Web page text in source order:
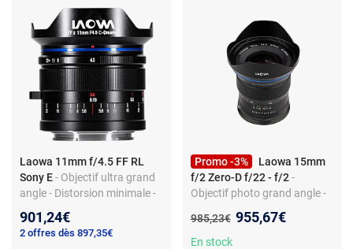
Laowa 11mm f/4.5 FF RL
Sony E- Objectif ultra grand
angle - Distorsion minimale -
vue 126°
901,24€
2 offres dès 897,35€
Promo -3%
Laowa 15mm
f/2 Zero-D f/22 - f/2 -
Objectif photo grand angle -
Canon RF - ouverture f/2
lumineuse
Ancien prix :
985,23€ Nouveau prix :
955,67€
En stock